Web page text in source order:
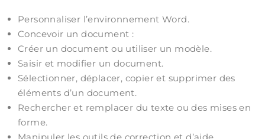
Personnaliser l’environnement Word.
Concevoir un document :
Créer un document ou utiliser un modèle.
Saisir et modifier un document.
Sélectionner, déplacer, copier et supprimer des
éléments d’un document.
Rechercher et remplacer du texte ou des mises en
forme.